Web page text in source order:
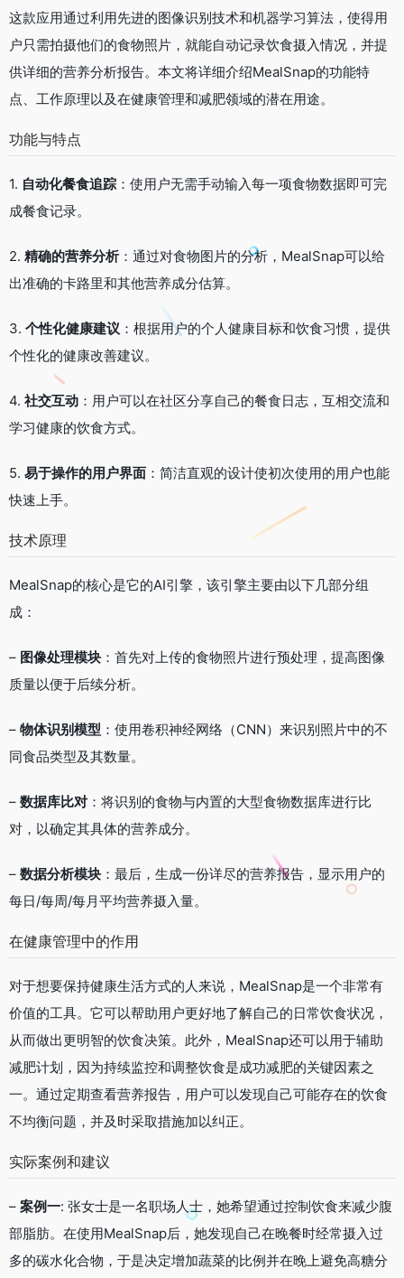
这款应用通过利用先进的图像识别技术和机器学习算法，使得用
户只需拍摄他们的食物照片，就能自动记录饮食摄入情况，并提
供详细的营养分析报告。本文将详细介绍MealSnap的功能特
点、工作原理以及在健康管理和减肥领域的潜在用途。
功能与特点
1. 自动化餐食追踪 ：使用户无需手动输入每一项食物数据即可完
成餐食记录。
2. 精确的营养分析：通过对食物图片的分析，MealSnap可以给
出准确的卡路里和其他营养成分估算。
3. 个性化健康建议 ：根据用户的个人健康目标和饮食习惯，提供
个性化的健康改善建议。
4. 社交互动 ：用户可以在社区分享自己的餐食日志，互相交流和
学习健康的饮食方式。
5. 易于操作的用户界面 ：简洁直观的设计使初次使用的用户也能
快速上手。
技术原理
MealSnap的核心是它的AI引擎，该引擎主要由以下几部分组
成：
– 图像处理模块 ：首先对上传的食物照片进行预处理，提高图像
质量以便于后续分析。
– 物体识别模型 ：使用卷积神经网络（CNN）来识别照片中的不
同食品类型及其数量。
– 数据库比对 ：将识别的食物与内置的大型食物数据库进行比
对，以确定其具体的营养成分。
– 数据分析模块 ：最后，生成一份详尽的营养报告，显示用户的
每日/每周/每月平均营养摄入量。
在健康管理中的作用
对于想要保持健康生活方式的人来说，MealSnap是一个非常有
价值的工具。它可以帮助用户更好地了解自己的日常饮食状况，
从而做出更明智的饮食决策。此外，MealSnap还可以用于辅助
减肥计划，因为持续监控和调整饮食是成功减肥的关键因素之
一。通过定期查看营养报告，用户可以发现自己可能存在的饮食
不均衡问题，并及时采取措施加以纠正。
实际案例和建议
– 案例一: 张女士是一名职场人士，她希望通过控制饮食来减少腹
部脂肪。在使用MealSnap后，她发现自己在晚餐时经常摄入过
多的碳水化合物，于是决定增加蔬菜的比例并在晚上避免高糖分